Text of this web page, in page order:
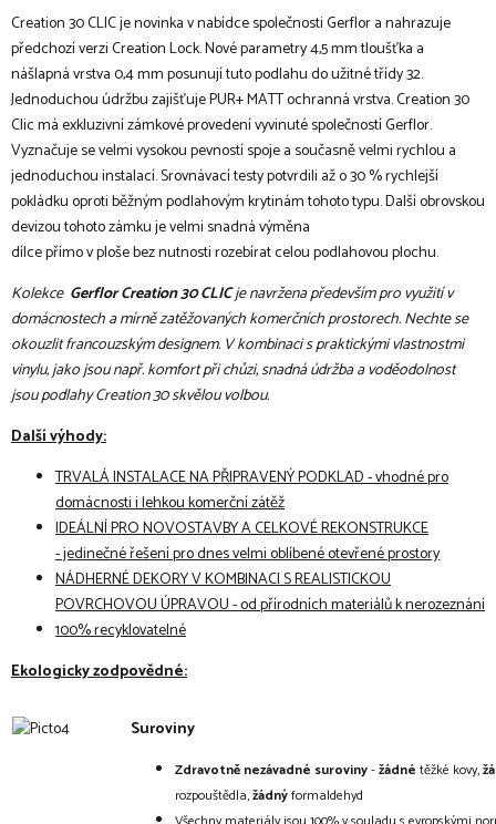
Creation 30 CLIC je novinka v nabídce společnosti Gerflor a nahrazuje
předchozí verzi Creation Lock. Nové parametry 4,5 mm tloušťka a
nášlapná vrstva 0,4 mm posunují tuto podlahu do užitné třídy 32.
Jednoduchou údržbu zajišťuje PUR+ MATT ochranná vrstva. Creation 30
Clic má exkluzivní zámkové provedení vyvinuté společností Gerflor.
Vyznačuje se velmi vysokou pevností spoje a současně velmi rychlou a
jednoduchou instalací. Srovnávací testy potvrdili až o 30 % rychlejší
pokládku oproti běžným podlahovým krytinám tohoto typu. Další obrovskou
devizou tohoto zámku je velmi snadná výměna
dílce přímo v ploše bez nutnosti rozebírat celou podlahovou plochu.
Kolekce Gerflor Creation 30 CLICje navržena především pro využití v
domácnostech a mírně zatěžovaných komerčních prostorech. Nechte se
okouzlit francouzským designem. V kombinaci s praktickými vlastnostmi
vinylu, jako jsou např. komfort při chůzi, snadná údržba a voděodolnost
jsou podlahy Creation 30 skvělou volbou.
Další výhody:
TRVALÁ INSTALACE NA PŘIPRAVENÝ PODKLAD - vhodné pro
domácnosti i lehkou komerční zátěž
IDEÁLNÍ PRO NOVOSTAVBY A CELKOVÉ REKONSTRUKCE
- jedinečné řešení pro dnes velmi oblíbené otevřené prostory
NÁDHERNÉ DEKORY V KOMBINACI S REALISTICKOU
POVRCHOVOU ÚPRAVOU - od přírodních materiálů k nerozeznání
100% recyklovatelné
Ekologicky zodpovědné:
Suroviny
Zdravotně nezávadné suroviny-žádné těžké kovy,
rozpouštědla,žádnýformaldehyd